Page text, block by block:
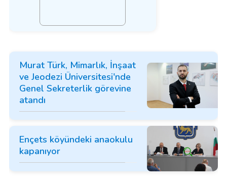
Murat Türk, Mimarlık, İnşaat
ve Jeodezi Üniversitesi'nde
Genel Sekreterlik görevine
atandı
Ençets köyündeki anaokulu
kapanıyor